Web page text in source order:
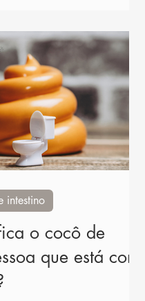
o cocô de
que está com
intestino